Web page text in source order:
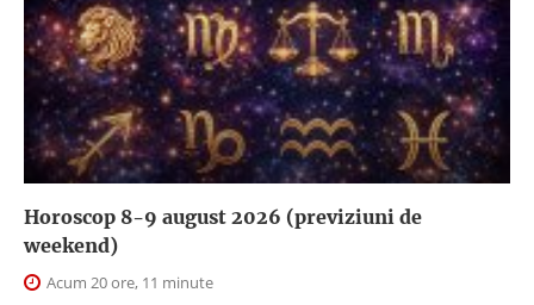
Horoscop 8-9 august 2026 (previziuni de
weekend)
Acum 20 ore, 11 minute